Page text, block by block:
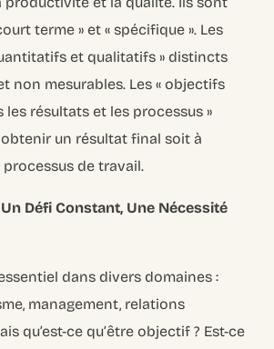
terme » et « spécifique ». Les
et qualitatifs » distincts
non mesurables. Les « objectifs
les résultats et les processus »
un résultat final soit à
de travail.
Défi Constant, Une Nécessité
dans divers domaines :
management, relations
qu’est-ce qu’être objectif ? Est-ce